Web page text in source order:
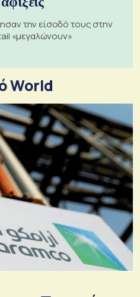
την είσοδό τους στην
«μεγαλώνουν»
World